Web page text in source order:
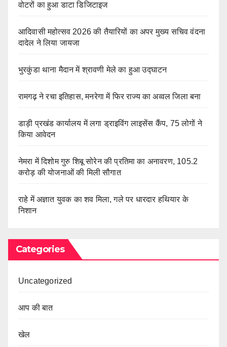
वोटरों का हुआ डाटा डिजिटाइज
आदिवासी महोत्सव 2026 की तैयारियों का अपर मुख्य सचिव वंदना
दादेल ने लिया जायजा
भुरकुंडा थाना मैदान में श्रावणी मेले का हुआ उद्घाटन
रामगढ़ ने रचा इतिहास, मनरेगा में फिर राज्य का अव्वल जिला बना
डाड़ी प्रखंड कार्यालय में लगा ड्राइविंग लाइसेंस कैंप, 75 लोगों ने
किया आवेदन
नेमरा में दिशोम गुरु शिबू सोरेन की प्रतिमा का अनावरण, 105.2
करोड़ की योजनाओं की मिली सौगात
राहे में अज्ञात युवक का शव मिला, गले पर धारदार हथियार के
निशान
Categories
Uncategorized
आप की बात
खेल